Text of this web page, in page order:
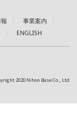
事業案内
ENGLISH
2020 Nihon Base Co., Ltd